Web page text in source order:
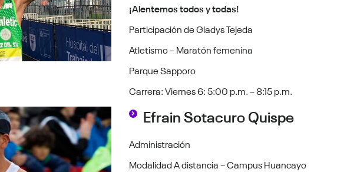
¡Alentemos todos y todas!
Participación de Gladys Tejeda
Atletismo – Maratón femenina
Parque Sapporo
Carrera: Viernes 6: 5:00 p.m. – 8:15 p.m.
Efrain Sotacuro Quispe
Administración
Modalidad A distancia – Campus Huancayo